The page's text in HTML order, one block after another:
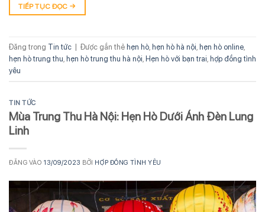
TIẾP TỤC ĐỌC →
Đăng trong Tin tức | Được gắn thẻ hẹn hò hẹn hò hà nội hẹn hò online
hẹn hò trung thu hẹn hò trung thu hà nội Hẹn hò với bạn trai hợp đồng tình
yêu
TIN TỨC
Mùa Trung Thu Hà Nội: Hẹn Hò Dưới Ánh Đèn Lung
Linh
ĐĂNG VÀO 13/09/2023 BỞI HỢP ĐỒNG TÌNH YÊU